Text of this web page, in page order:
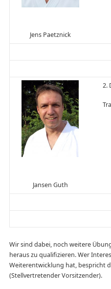
Jens Paetznick
Jansen Guth
2.
Wir sind dabei, noch weitere
heraus zu qualifizieren. Wer
Weiterentwicklung hat, bespricht
(Stellvertretender Vorsitzender).